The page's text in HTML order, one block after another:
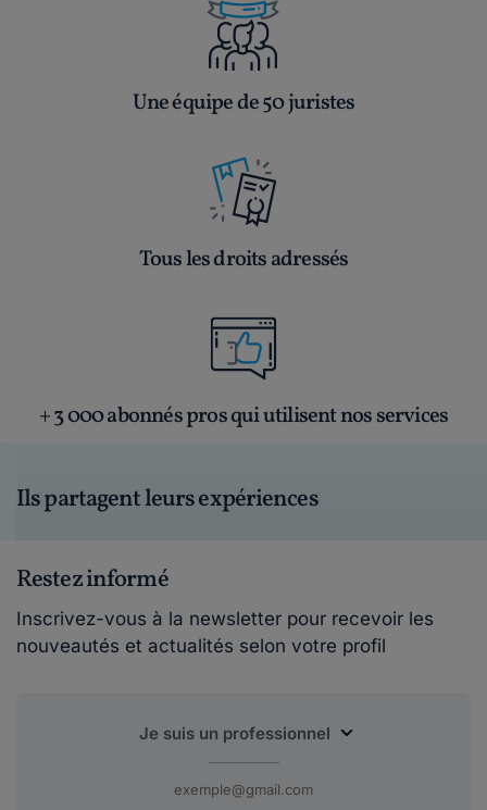
Une équipe de 50 juristes
Tous les droits adressés
+ 3 000 abonnés pros qui utilisent nos services
Ils partagent leurs expériences
Restez informé
Inscrivez-vous à la newsletter pour recevoir les
nouveautés et actualités selon votre profil